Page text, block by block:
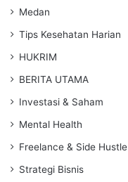
Medan
Tips Kesehatan Harian
HUKRIM
BERITA UTAMA
Investasi & Saham
Mental Health
Freelance & Side Hustle
Strategi Bisnis